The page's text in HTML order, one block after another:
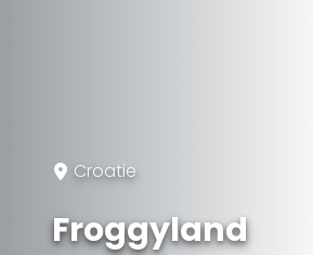
Croatie
Froggyland